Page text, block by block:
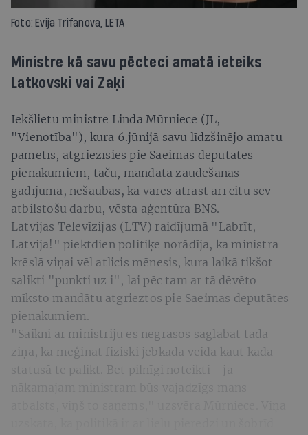
Foto: Evija Trifanova, LETA
Ministre kā savu pēcteci amatā ieteiks
Latkovski vai Zaķi
Iekšlietu ministre Linda Mūrniece (JL,
"Vienotība"), kura 6.jūnijā savu līdzšinējo amatu
pametīs, atgriezīsies pie Saeimas deputātes
pienākumiem, taču, mandāta zaudēšanas
gadījumā, nešaubās, ka varēs atrast arī citu sev
atbilstošu darbu, vēsta aģentūra BNS.
Latvijas Televīzijas (LTV) raidījumā "Labrīt,
Latvija!" piektdien politiķe norādīja, ka ministra
krēslā viņai vēl atlicis mēnesis, kura laikā tikšot
salikti "punkti uz i", lai pēc tam ar tā dēvēto
mīksto mandātu atgrieztos pie Saeimas deputātes
pienākumiem.
"Saikni ar ministriju es negrasos saglabāt tādā
ziņā, ka mēģināt fiziski jebkādā veidā kaut kādā
statusā te palikt. Bet pilnīgi noteikti - ja